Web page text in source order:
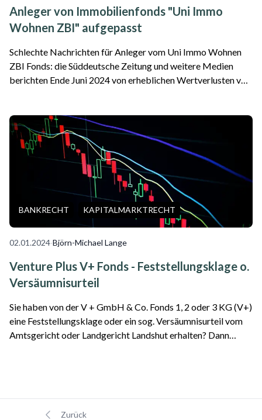
Anleger von Immobilienfonds "Uni Immo
Wohnen ZBI" aufgepasst
Schlechte Nachrichten für Anleger vom Uni Immo Wohnen
ZBI Fonds: die Süddeutsche Zeitung und weitere Medien
berichten Ende Juni 2024 von erheblichen Wertverlusten von
BANKRECHT KAPITALMARKTRECHT
02.01.2024·Björn-Michael Lange
Venture Plus V+ Fonds - Feststellungsklage o.
Versäumnisurteil
Sie haben von der V + GmbH & Co. Fonds 1, 2 oder 3 KG (V+)
eine Feststellungsklage oder ein sog. Versäumnisurteil vom
Amtsgericht oder Landgericht Landshut erhalten? Dann
Zurück